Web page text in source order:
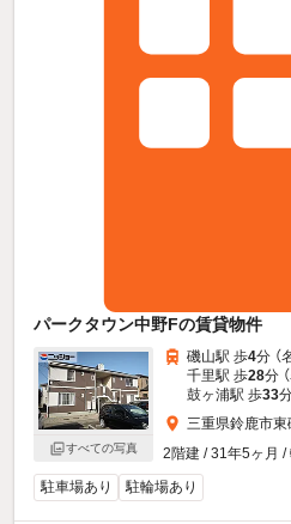
パークタウン中野Fの賃貸物件
すべての写真
磯山駅 歩4分 （
千里駅 歩28分
鼓ヶ浦駅 歩33
三重県鈴鹿市東
2階建 / 31年5ヶ月 /
駐車場あり
駐輪場あり